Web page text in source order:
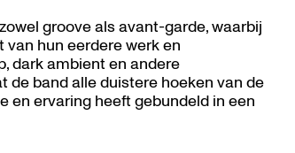
groove als avant-garde, waarbij
hun eerdere werk en
dark ambient en andere
de band alle duistere hoeken van de
en ervaring heeft gebundeld in een